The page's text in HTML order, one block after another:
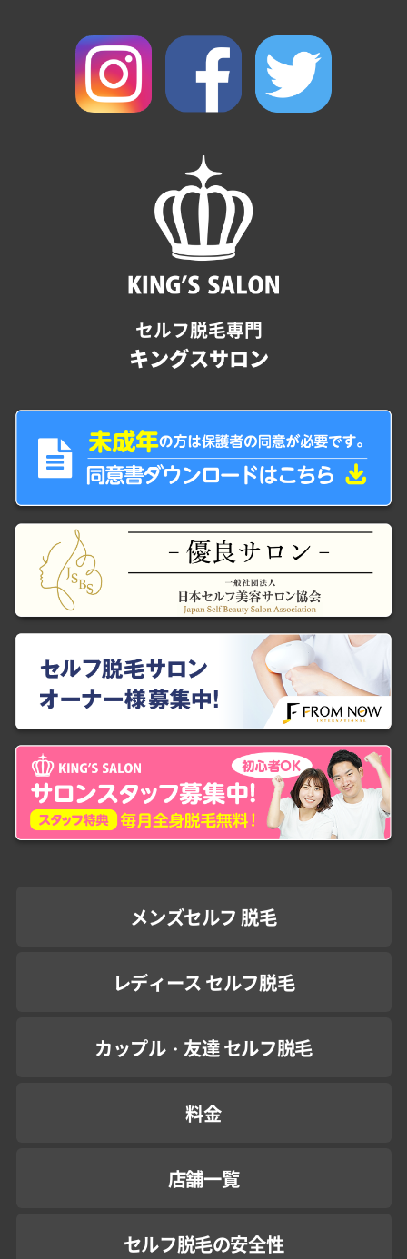
セルフ脱毛専門
キングスサロン
メンズセルフ 脱毛
レディース セルフ脱毛
カップル・友達 セルフ脱毛
料金
店舗一覧
セルフ脱毛の安全性